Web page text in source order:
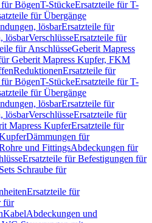
BögenT-StückeErsatzteile für T-
für Übergänge
lösbarErsatzteile für
lösbarVerschlüsseErsatzteile für
für AnschlüsseGeberit Mapress
Geberit Mapress Kupfer, FKM
ReduktionenErsatzteile für
BögenT-StückeErsatzteile für T-
für Übergänge
lösbarErsatzteile für
lösbarVerschlüsseErsatzteile für
Mapress KupferErsatzteile für
Dämmungen für
und FittingsAbdeckungen für
Ersatzteile für Befestigungen für
Sets Schraube für
Ersatzteile für
für
KabelAbdeckungen und